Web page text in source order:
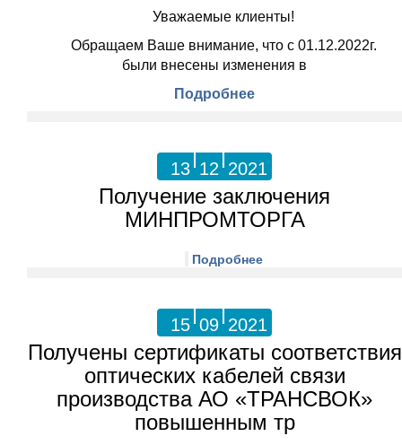
Уважаемые клиенты!
Обращаем Ваше внимание, что с 01.12.2022г.
были внесены изменения в
Подробнее
13 12 2021
Получение заключения
МИНПРОМТОРГА
Подробнее
15 09 2021
Получены сертификаты соответствия
оптических кабелей связи
производства АО «ТРАНСВОК»
повышенным тр